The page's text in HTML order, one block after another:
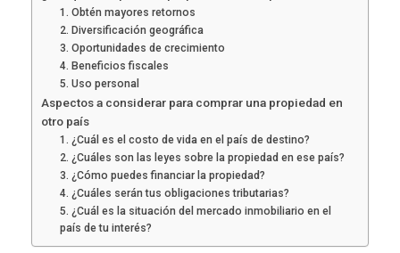
1. Obtén mayores retornos
2. Diversificación geográfica
3. Oportunidades de crecimiento
4. Beneficios fiscales
5. Uso personal
Aspectos a considerar para comprar una propiedad en
otro país
1. ¿Cuál es el costo de vida en el país de destino?
2. ¿Cuáles son las leyes sobre la propiedad en ese país?
3. ¿Cómo puedes financiar la propiedad?
4. ¿Cuáles serán tus obligaciones tributarias?
5. ¿Cuál es la situación del mercado inmobiliario en el
país de tu interés?